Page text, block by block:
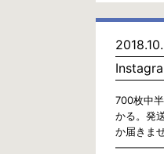
700枚中
かる。発
か届きま
——————